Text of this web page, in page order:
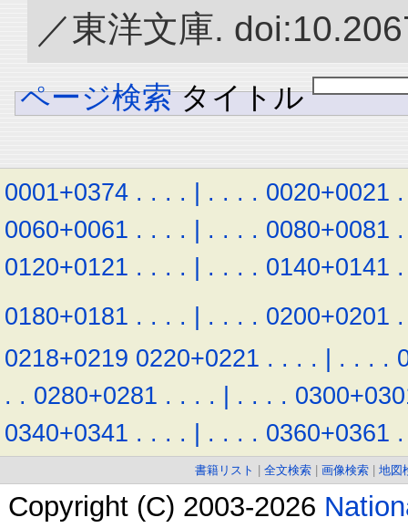
／東洋文庫.
ページ検索 タイトル
0001+0374 . . . . | . . . . 0020+0021 .
0060+0061 . . . . | . . . . 0080+0081 .
0120+0121 . . . . | . . . . 0140+0141 .
0180+0181 . . . . | . . . . 0200+0201 .
0218+0219 0220+0221 . . . . | . . . .
. . 0280+0281 . . . . | . . . .
0340+0341 . . . . | . . . . 0360+0361 .
書籍リスト 全文検索 画像検索 地図
Copyright (C) 2003-2026